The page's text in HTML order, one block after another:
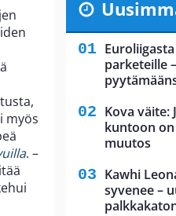
myös
. –
parketeille
Kova väite:
kuntoon
muutos
Kawhi
syvenee –